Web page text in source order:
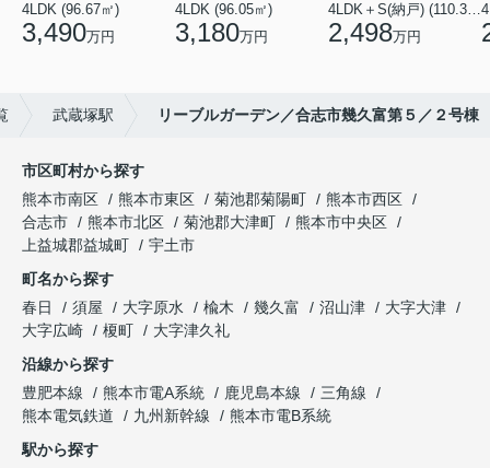
4LDK (96.67㎡)
3,490万円
4LDK (96.05㎡)
3,180万円
4LDK＋S(納戸) (110.37㎡)
2,498万円
武蔵塚駅 リーブルガーデン／合志市幾久富第５／２号棟
市区町村から探す
熊本市南区
熊本市東区 菊池郡菊陽町
熊本市西区
合志市
熊本市北区 菊池郡大津町
熊本市中央区
上益城郡益城町
宇土市
町名から探す
春日
須屋 大字原水 楡木 幾久富 沼山津
大字大津
大字広崎
榎町
大字津久礼
沿線から探す
豊肥本線
熊本市電A系統 鹿児島本線
三角線
熊本電気鉄道
九州新幹線
熊本市電B系統
駅から探す